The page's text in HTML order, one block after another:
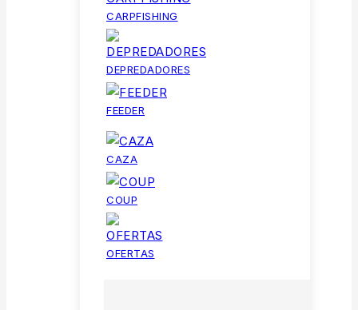
CARPFISHING
DEPREDADORES
FEEDER
CAZA
COUP
OFERTAS